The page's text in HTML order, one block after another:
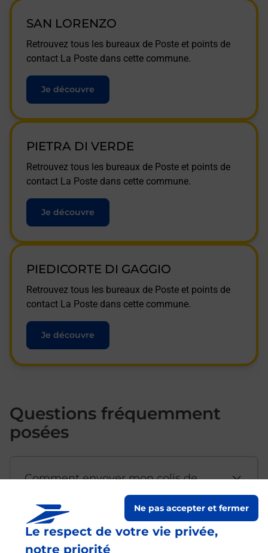
Le respect de votre vie privée,
notre priorité
Ne pas accepter et fermer
SAN LORENZO
Retrouvez tous les bureaux de Poste et points de
contact La Poste dans cette commune.
Je découvre
PIETRA DI VERDE
Retrouvez tous les bureaux de Poste et points de
contact La Poste dans cette commune.
Je découvre
PIEDICORTE DI GAGGIO
Retrouvez tous les bureaux de Poste et points de
contact La Poste dans cette commune.
Je découvre
Questions fréquemment
posées
Comment envoyer mon colis de
Est-il possible d’acheter un